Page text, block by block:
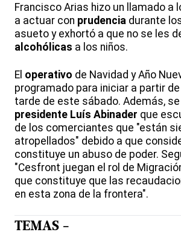
Francisco Arias hizo un llamado a
a actuar con prudencia durante
asueto y exhortó a que no se les
alcohólicas a los niños.
El operativo de Navidad y Año
programado para iniciar a partir
tarde de este sábado. Además, se
presidente Luís Abinader que
de los comerciantes que "están
atropellados" debido a que
constituye un abuso de poder.
"Cesfront juegan el rol de
que constituye que las
en esta zona de la frontera".
TEMAS -